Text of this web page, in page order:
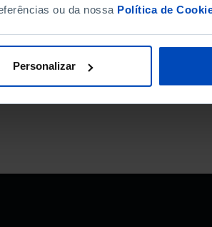
ou da nossa Política de
Personalizar